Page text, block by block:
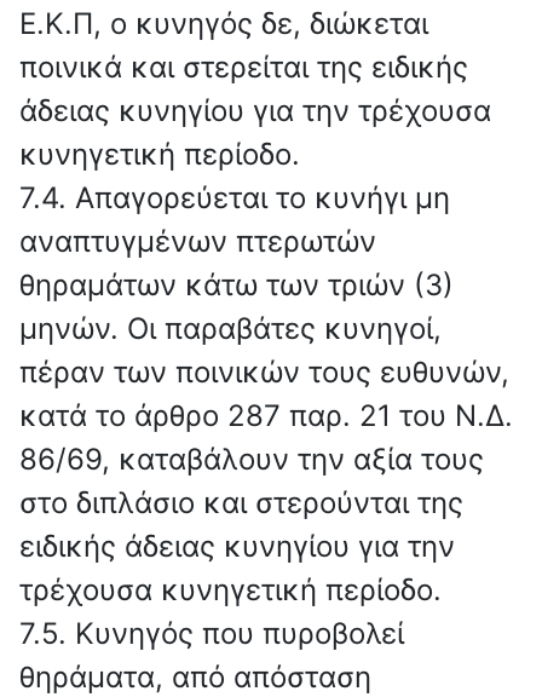
Ε.Κ.Π, ο κυνηγός δε, διώκεται
ποινικά και στερείται της ειδικής
άδειας κυνηγίου για την τρέχουσα
κυνηγετική περίοδο.
7.4. Απαγορεύεται το κυνήγι μη
αναπτυγμένων πτερωτών
θηραμάτων κάτω των τριών (3)
μηνών. Οι παραβάτες κυνηγοί,
πέραν των ποινικών τους ευθυνών,
κατά το άρθρο 287 παρ. 21 του Ν.Δ.
86/69, καταβάλουν την αξία τους
στο διπλάσιο και στερούνται της
ειδικής άδειας κυνηγίου για την
τρέχουσα κυνηγετική περίοδο.
7.5. Κυνηγός που πυροβολεί
θηράματα, από απόσταση